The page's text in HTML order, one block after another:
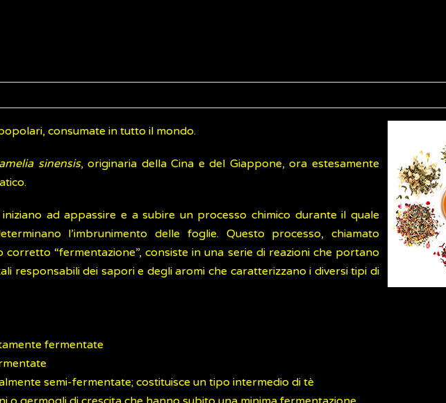
consumate in tutto il mondo.
sinensis, originaria della Cina e del Giappone, ora estesamente
ad appassire e a subire un processo chimico durante il quale
l’imbrunimento delle foglie. Questo processo, chiamato
“fermentazione”, consiste in una serie di reazioni che portano
responsabili dei sapori e degli aromi che caratterizzano i diversi tipi di
fermentate
semi-fermentate; costituisce un tipo intermedio di tè